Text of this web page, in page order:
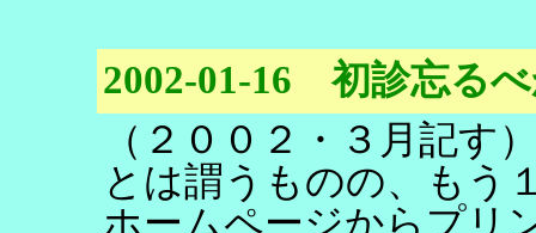
2002-01-16 初診忘る
（２００２・３月記す
とは謂うものの、もう
ホームページからプリ